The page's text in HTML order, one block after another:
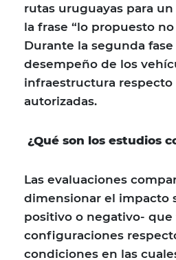
rutas uruguayas para
la frase “lo propuesto
Durante la segunda
desempeño de los
infraestructura
autorizadas.
¿Qué son los estudios
Las evaluaciones
dimensionar el impacto
positivo o negativo-
configuraciones
condiciones en las